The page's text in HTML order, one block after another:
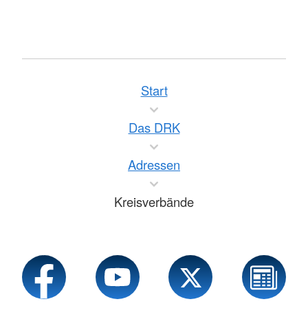
Start
Das DRK
Adressen
Kreisverbände